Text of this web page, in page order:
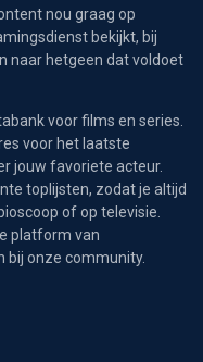
nou graag op
bekijkt, bij
naar hetgeen dat voldoet
voor films en series.
voor het laatste
jouw favoriete acteur.
toplijsten, zodat je altijd
of op televisie.
platform van
bij onze community.